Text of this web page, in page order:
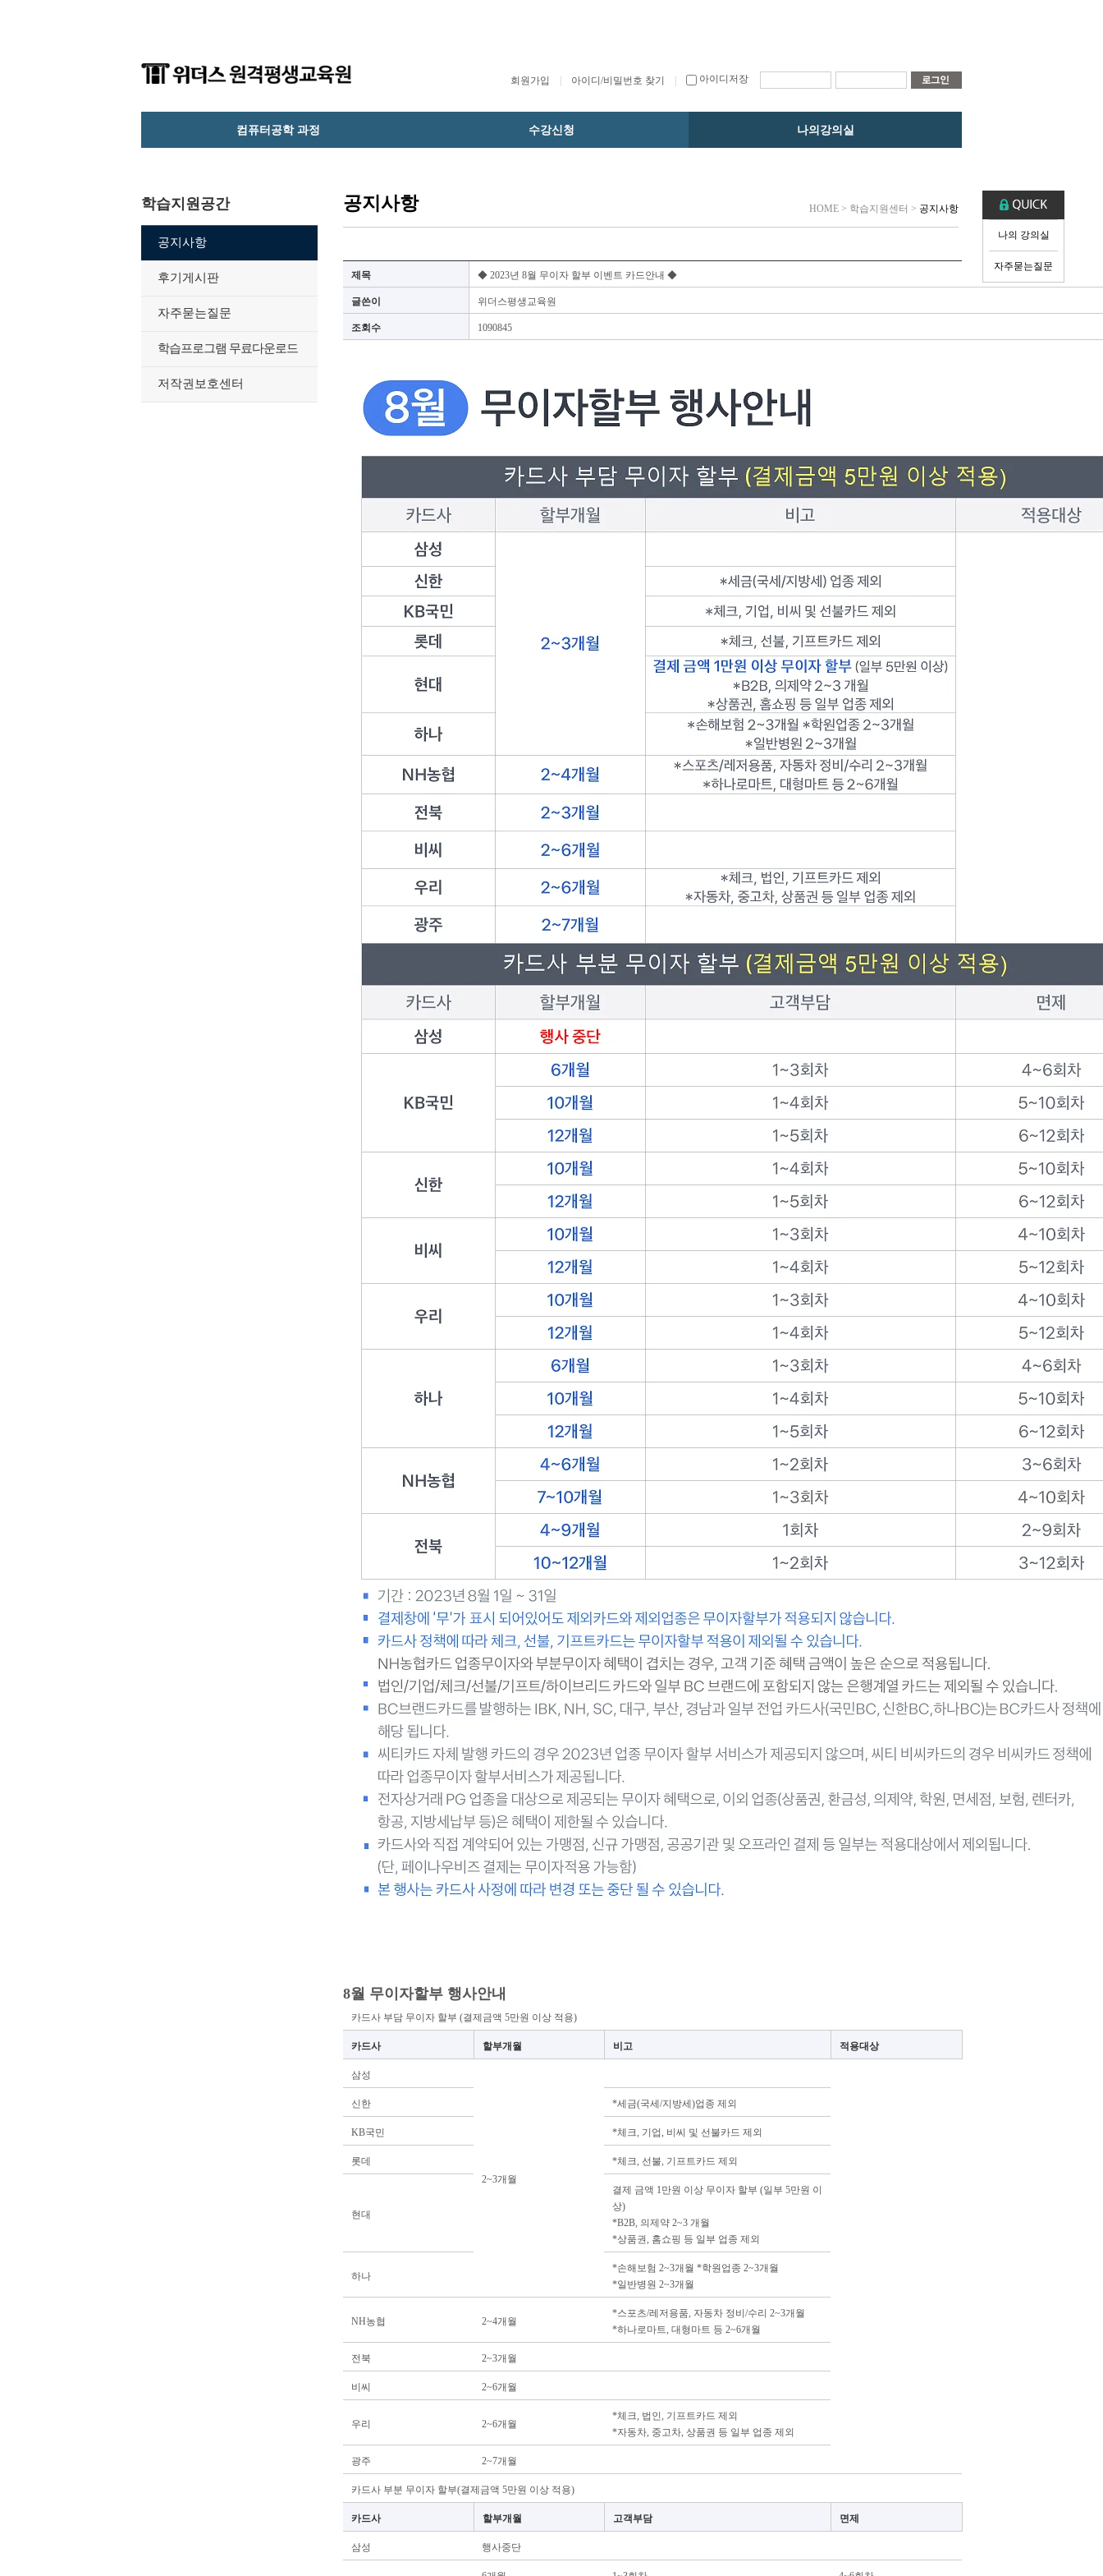
회원가입 아이디/비밀번호 찾기 아이디저장
컴퓨터공학 과정 수강신청 나의강의실
학습지원공간
공지사항
후기게시판
자주묻는질문
학습프로그램 무료다운로드
저작권보호센터
공지사항 HOME > 학습지원센터 > 공지사항
제목 ◆ 2023년 8월 무이자 할부 이벤트 카드안내 ◆
글쓴이 위더스평생교육원
조회수 1090845
8월 무이자할부 행사안내
카드사 부담 무이자 할부 (결제금액 5만원 이상 적용)
카드사 할부개월 비고 적용대상
삼성
2~3개월
신한 *세금(국세/지방세)업종 제외
KB국민 *체크, 기업, 비씨 및 선불카드 제외
롯데 *체크, 선불, 기프트카드 제외
현대
결제 금액 1만원 이상 무이자 할부 (일부 5만원 이
상)
*B2B, 의제약 2~3 개월
*상품권, 홈쇼핑 등 일부 업종 제외
하나
*손해보험 2~3개월 *학원업종 2~3개월
*일반병원 2~3개월
NH농협 2~4개월
*스포츠/레저용품, 자동차 정비/수리 2~3개월
*하나로마트, 대형마트 등 2~6개월
전북 2~3개월
비씨 2~6개월
우리 2~6개월
*체크, 법인, 기프트카드 제외
*자동차, 중고차, 상품권 등 일부 업종 제외
광주 2~7개월
카드사 부분 무이자 할부(결제금액 5만원 이상 적용)
카드사 할부개월 고객부담 면제
삼성 행사중단
나의 강의실
자주묻는질문